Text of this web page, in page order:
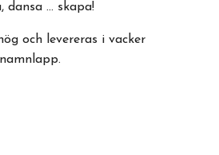
... skapa!
och levereras i vacker